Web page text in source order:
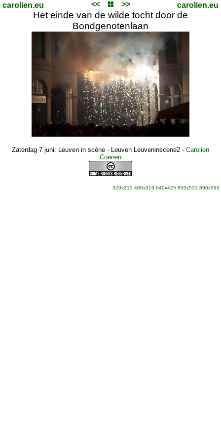
carolien.eu << >> carolien.eu
Het einde van de wilde tocht door de
Bondgenotenlaan
Zaterdag 7 juni: Leuven in scène - Leuven Leuveninscene2 - Carolien
Coenen
320x213 480x319 640x425 800x531 896x595